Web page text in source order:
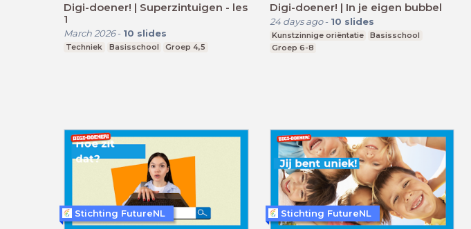
Digi-doener! | Superzintuigen - les
1
March 2026- 10 slides
Techniek Basisschool Groep 4,5
Digi-doener! | In je eigen bubbel
24 days ago- 10 slides
Kunstzinnige oriëntatie
Basisschool
Groep 6-8
Stichting FutureNL Stichting FutureNL